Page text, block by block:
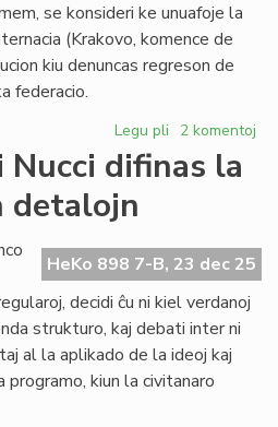
se konsideri ke unuafoje la
(Krakovo, komence de
kiu denuncas regreson de
federacio.
Legu pli pri
la
jaro
ĉe
la
Atlantiko
2 komentoj
difinas la
detalojn
HeKo 898 7-B, 23 dec 25
decidi ĉu ni kiel verdanoj
strukturo, kaj debati inter ni
al la aplikado de la ideoj kaj
programo, kiun la civitanaro